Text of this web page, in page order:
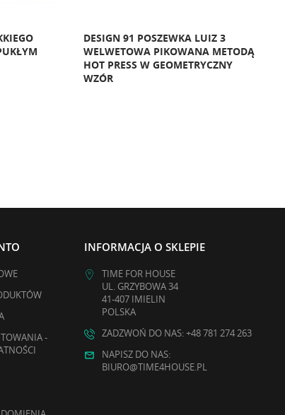
DESIGN 91 POSZEWKA LUIZ 3
WELWETOWA PIKOWANA METODĄ
HOT PRESS W GEOMETRYCZNY
WZÓR
-
INFORMACJA O SKLEPIE
TIME FOR HOUSE
UL. GRZYBOWA 34
41-407 IMIELIN
POLSKA
ZADZWOŃ DO NAS: +48 781 274 263
NAPISZ DO NAS:
BIURO@TIME4HOUSE.PL